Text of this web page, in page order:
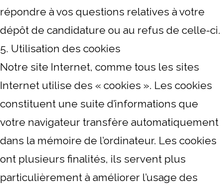
répondre à vos questions relatives à votre
dépôt de candidature ou au refus de celle-ci.
5. Utilisation des cookies
Notre site Internet, comme tous les sites
Internet utilise des « cookies ». Les cookies
constituent une suite d’informations que
votre navigateur transfère automatiquement
dans la mémoire de l’ordinateur. Les cookies
ont plusieurs finalités, ils servent plus
particulièrement à améliorer l’usage des